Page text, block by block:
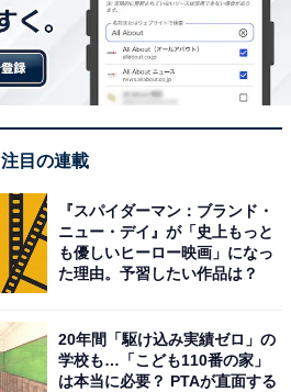
注目の連載
『スパイダーマン：ブランド・
ニュー・デイ』が「史上もっと
も優しいヒーロー映画」になっ
た理由。予習したい作品は？
20年間「駆け込み実績ゼロ」の
学校も…「こども110番の家」
は本当に必要？ PTAが直面する